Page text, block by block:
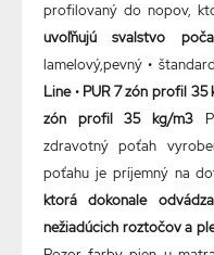
profilovaný do nopov,
uvoľňujú svalstvo
lamelový,pevný •
Line• PUR 7 zón profil 35
zón profil 35 kg/m3
zdravotný poťah
poťahu je príjemný na
ktorá dokonale
nežiadúcich roztočov a